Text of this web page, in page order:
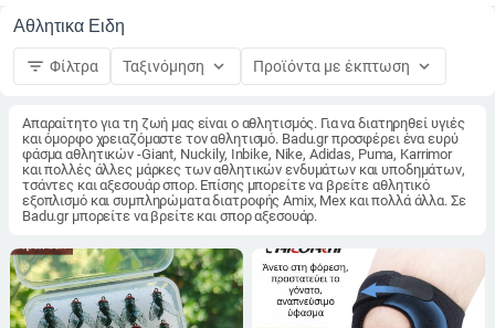
Αθλητικα Ειδη
filter_list Φίλτρα Ταξινόμηση keyboard_arrow_down Προϊόντα με έκπτωση keyboard_arrow_down
Απαραίτητο για τη ζωή μας είναι ο αθλητισμός. Για να διατηρηθεί υγιές
και όμορφο χρειαζόμαστε τον αθλητισμό. Badu.gr προσφέρει ένα ευρύ
φάσμα αθλητικών -Giant, Nuckily, Inbike, Nike, Adidas, Puma, Karrimor
και πολλές άλλες μάρκες των αθλητικών ενδυμάτων και υποδημάτων,
τσάντες και αξεσουάρ σπορ. Επίσης μπορείτε να βρείτε αθλητικό
εξοπλισμό και συμπληρώματα διατροφής Amix, Mex και πολλά άλλα. Σε
Badu.gr μπορείτε να βρείτε και σπορ αξεσουάρ.